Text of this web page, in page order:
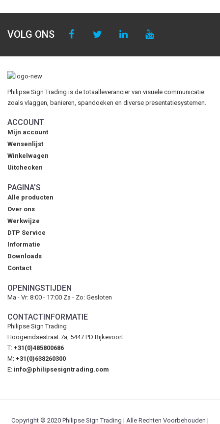
VOLG ONS
Philipse Sign Trading is de totaalleverancier van visuele communicatie
zoals vlaggen, banieren, spandoeken en diverse presentatiesystemen.
ACCOUNT
Mijn account
Wensenlijst
Winkelwagen
Uitchecken
PAGINA'S
Alle producten
Over ons
Werkwijze
DTP Service
Informatie
Downloads
Contact
OPENINGSTIJDEN
Ma - Vr: 8:00 - 17:00 Za - Zo: Gesloten
CONTACTINFORMATIE
Philipse Sign Trading
Hoogeindsestraat 7a, 5447 PD Rijkevoort
T: +31(0)485800686
M: +31(0)638260300
E: info@philipsesigntrading.com
Copyright © 2020 Philipse Sign Trading | Alle Rechten Voorbehouden |